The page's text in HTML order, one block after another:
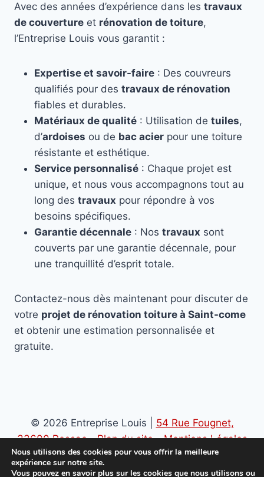
Avec des années d’expérience dans les travaux
de couverture et rénovation de toiture,
l’Entreprise Louis vous garantit :
Expertise et savoir-faire : Des couvreurs
qualifiés pour des travaux de rénovation
fiables et durables.
Matériaux de qualité : Utilisation de tuiles,
d’ardoises ou de bac acier pour une toiture
résistante et esthétique.
Service personnalisé : Chaque projet est
unique, et nous vous accompagnons tout au
long des travaux pour répondre à vos
besoins spécifiques.
Garantie décennale : Nos travaux sont
couverts par une garantie décennale, pour
une tranquillité d’esprit totale.
Contactez-nous dès maintenant pour discuter de
votre projet de rénovation toiture à Saint-come
et obtenir une estimation personnalisée et
gratuite.
© 2026 Entreprise Louis | 54 Rue Fougnet,
33600 Pessac-Plan du site-Mentions Légales
-Politique de confidentialité
Nous utilisons des cookies pour vous offrir la meilleure
expérience sur notre site.
Vous pouvez en savoir plus sur les cookies que nous utilisons ou